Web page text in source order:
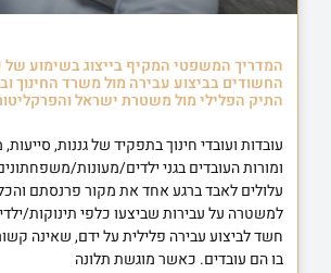
המדריך המשפטי המקיף בייצוג בשימוע של
החשודים בביצוע עבירה מול משרד החינוך
התיק הפלילי מול משטרת ישראל
עובדות ועובדי חינוך בתפקיד של גננות,
ומורות העובדים בגני ילדים/מעונות/
עלולים לאבד ברגע אחד את מקור פרנסתם
למשטרה על עבירות שביצעו כלפי תינוקות/
חשד לביצוע עבירה פלילית על ידם, שאינה
בו הם עובדים. כאשר מוגשת תלונה